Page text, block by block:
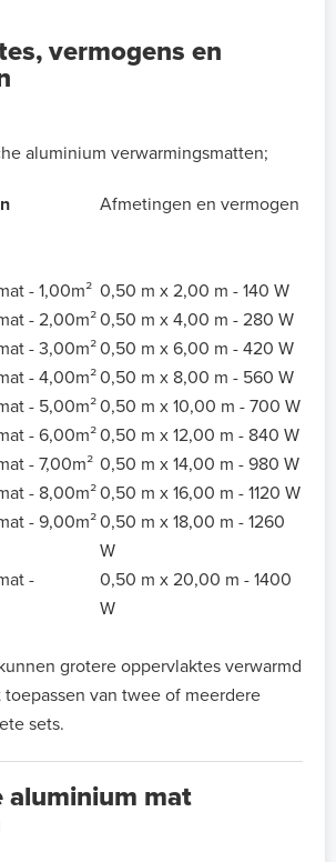
vermogens en
aluminium verwarmingsmatten;
Afmetingen en vermogen
- 1,00m² 0,50 m x 2,00 m - 140 W
- 2,00m²0,50 m x 4,00 m - 280 W
- 3,00m²0,50 m x 6,00 m - 420 W
- 4,00m²0,50 m x 8,00 m - 560 W
- 5,00m²0,50 m x 10,00 m - 700 W
- 6,00m²0,50 m x 12,00 m - 840 W
- 7,00m² 0,50 m x 14,00 m - 980 W
- 8,00m²0,50 m x 16,00 m - 1120 W
- 9,00m²0,50 m x 18,00 m - 1260
W
-
0,50 m x 20,00 m - 1400
W
grotere oppervlaktes verwarmd
van twee of meerdere
sets.
aluminium mat